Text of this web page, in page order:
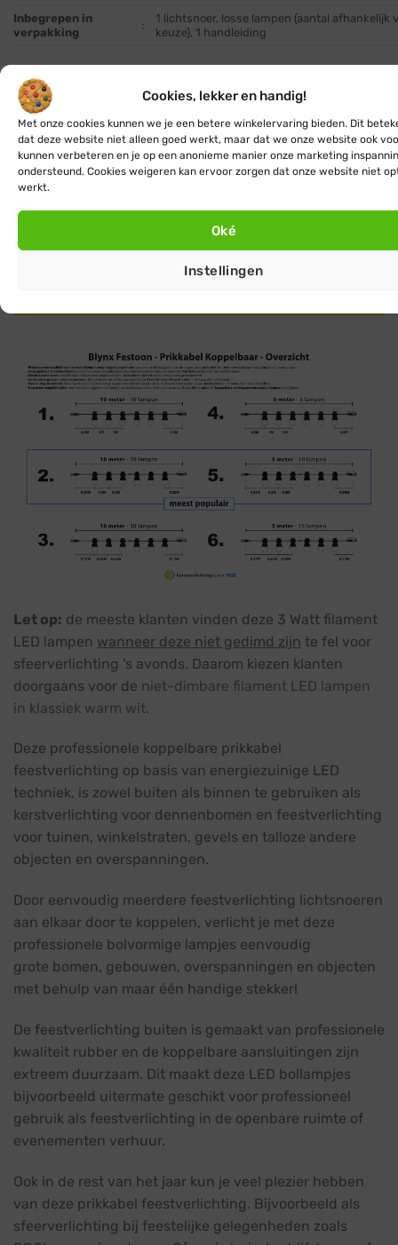
Cookies, lekker en handig!
Met onze cookies kunnen we je een betere winkelervaring bieden. Dit
dat deze website niet alleen goed werkt, maar dat we onze website ook
kunnen verbeteren en je op een anonieme manier onze marketing
ondersteund. Cookies weigeren kan ervoor zorgen dat onze website niet
werkt.
Oké
Instellingen
Inbegrepen in
verpakking
:
1 lichtsnoer, losse lampen (aantal afhankelijk
keuze), 1 handleiding
het donker wordt of bedienen met een
app?
Bestel dan
mee.
Meer accessoires
Let op: de meeste klanten vinden deze 3 Watt filament
LED lampen wanneer deze niet gedimd zijn te fel voor
sfeerverlichting ’s avonds. Daarom kiezen klanten
doorgaans voor de niet-dimbare filament LED lampen
in klassiek warm wit.
Deze professionele koppelbare prikkabel
feestverlichting op basis van energiezuinige LED
techniek, is zowel buiten als binnen te gebruiken als
kerstverlichting voor dennenbomen en feestverlichting
voor tuinen, winkelstraten, gevels en talloze andere
objecten en overspanningen.
Door eenvoudig meerdere feestverlichting lichtsnoeren
aan elkaar door te koppelen, verlicht je met deze
professionele bolvormige lampjes eenvoudig
grote bomen, gebouwen, overspanningen en objecten
met behulp van maar één handige stekker!
De feestverlichting buiten is gemaakt van professionele
kwaliteit rubber en de koppelbare aansluitingen zijn
extreem duurzaam. Dit maakt deze LED bollampjes
bijvoorbeeld uitermate geschikt voor professioneel
gebruik als feestverlichting in de openbare ruimte of
evenementen verhuur.
Ook in de rest van het jaar kun je veel plezier hebben
van deze prikkabel feestverlichting. Bijvoorbeeld als
sfeerverlichting bij feestelijke gelegenheden zoals